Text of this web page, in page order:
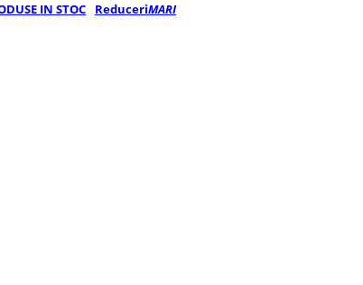
IN STOC ReduceriMARI